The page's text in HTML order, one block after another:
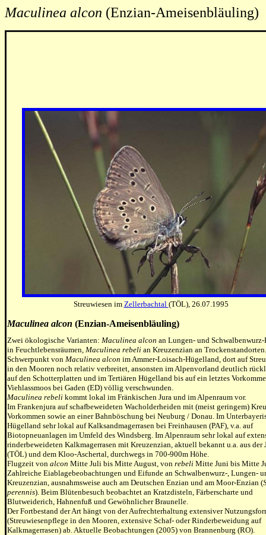
Maculinea alcon (Enzian-Ameisenbläuling)
Streuwiesen im Zellerbachtal (TÖL), 26.07.1995
Maculinea alcon (Enzian-Ameisenbläuling)
Zwei ökologische Varianten: Maculinea alcon an Lungen- und
in Feuchtlebensräumen, Maculinea rebeli an Kreuzenzian an Trockenstandorten.
Schwerpunkt von Maculinea alcon im Ammer-Loisach-Hügelland, dort auf
in den Mooren noch relativ verbreitet, ansonsten im Alpenvorland deutlich
auf den Schotterplatten und im Tertiären Hügelland bis auf ein letztes
Viehlassmoos bei Gaden (ED) völlig verschwunden.
Maculinea rebeli kommt lokal im Fränkischen Jura und im Alpenraum vor.
Im Frankenjura auf schafbeweideten Wacholderheiden mit (meist geringem)
Vorkommen sowie an einer Bahnböschung bei Neuburg / Donau. Im
Hügelland sehr lokal auf Kalksandmagerrasen bei Freinhausen (PAF), v.a. auf
Biotopneuanlagen im Umfeld des Windsberg. Im Alpenraum sehr lokal auf
rinderbeweideten Kalkmagerrasen mit Kreuzenzian, aktuell bekannt u.a. aus der
(TÖL) und dem Kloo-Aschertal, durchwegs in 700-900m Höhe.
Flugzeit von alcon Mitte Juli bis Mitte August, von rebeli Mitte Juni bis Mitte
Zahlreiche Eiablagebeobachtungen und Eifunde an Schwalbenwurz-, Lungen-
Kreuzenzian, ausnahmsweise auch am Deutschen Enzian und am Moor-Enzian (
perennis). Beim Blütenbesuch beobachtet an Kratzdisteln, Färberscharte und
Blutweiderich, Hahnenfuß und Gewöhnlicher Braunelle.
Der Fortbestand der Art hängt von der Aufrechterhaltung extensiver
(Streuwiesenpflege in den Mooren, extensive Schaf- oder Rinderbeweidung auf
Kalkmagerrasen) ab. Aktuelle Beobachtungen (2005) von Brannenburg (RO).